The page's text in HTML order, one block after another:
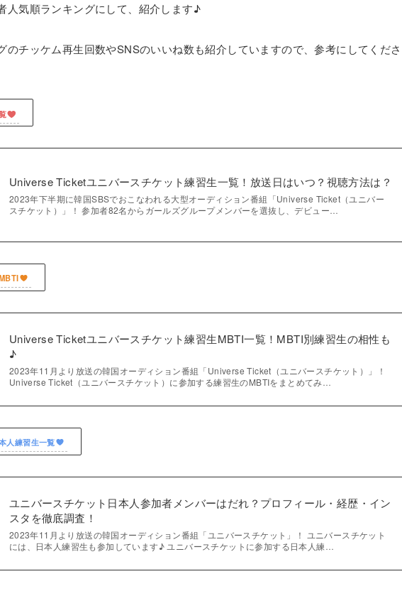
人気順ランキングにして、紹介します♪
のチッケム再生回数やSNSのいいね数も紹介していますので、参考にしてくださ
Universe Ticketユニバースチケット練習生一覧！放送日はいつ？視聴方法は？
2023年下半期に韓国SBSでおこなわれる大型オーディション番組「Universe Ticket（ユニバー
スチケット）」！ 参加者82名からガールズグループメンバーを選抜し、デビュー…
Universe Ticketユニバースチケット練習生MBTI一覧！MBTI別練習生の相性も
♪
2023年11月より放送の韓国オーディション番組「Universe Ticket（ユニバースチケット）」！
Universe Ticket（ユニバースチケット）に参加する練習生のMBTIをまとめてみ…
人練習生一覧
ユニバースチケット日本人参加者メンバーはだれ？プロフィール・経歴・イン
スタを徹底調査！
2023年11月より放送の韓国オーディション番組「ユニバースチケット」！ ユニバースチケット
には、日本人練習生も参加しています♪ ユニバースチケットに参加する日本人練…